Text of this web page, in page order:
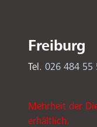
Freiburg
Tel. 026 484 55
Mehrheit der
erhältlich.